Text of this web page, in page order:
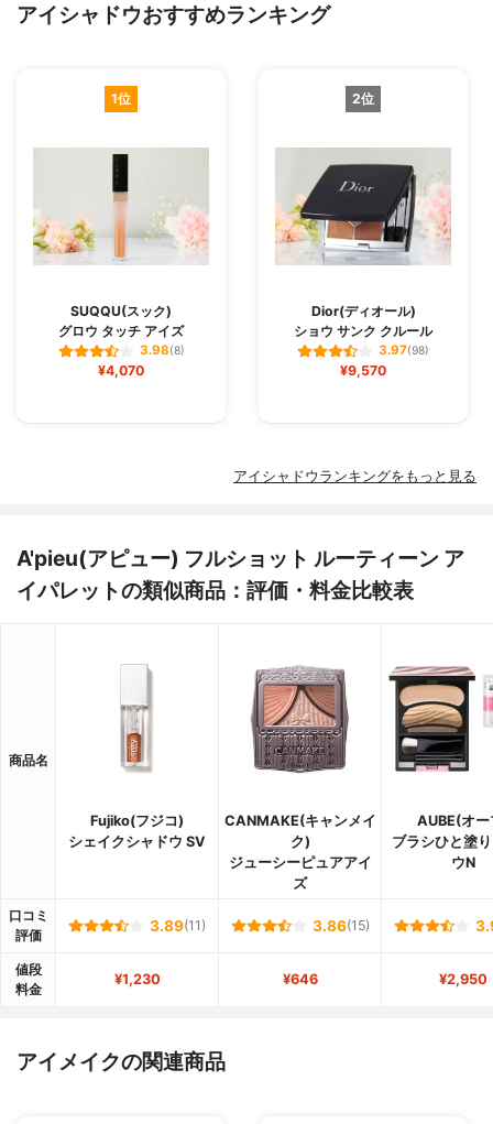
アイシャドウおすすめランキング
1位
SUQQU(スック)
グロウ タッチ アイズ
3.98(8)
¥4,070
2位
Dior(ディオール)
ショウ サンク クルール
3.97(98)
¥9,570
アイシャドウランキングをもっと見る
A'pieu(アピュー) フルショット ルーティーン ア
イパレットの類似商品：評価・料金比較表
商品名
Fujiko(フジコ)
シェイクシャドウ SV
CANMAKE(キャンメイ
ク)
ジューシーピュアアイ
ズ
AUBE(オー
ブラシひと塗
ウN
口コミ
評価
3.89(11) 3.86(15)
値段
料金
¥1,230 ¥646 ¥2,950
アイメイクの関連商品